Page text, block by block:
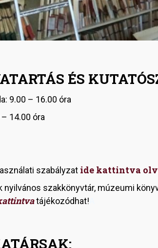
ÉS
9.00 – 16.00 óra
14.00 óra
szabályzat ide kattintva
nyilvános szakkönyvtár, múzeumi
tájékozódhat!